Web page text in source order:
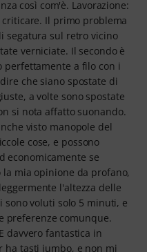
così com'è. Lavorazione:
Il primo problema
segatura sul retro vicino
verniciate. Il secondo è
perfettamente a filo con i
che siano spostate di
a volte sono spostate
si nota affatto suonando.
visto manopole del
cose, e possono
economicamente se
la mia opinione da profano,
l'altezza delle
sono voluti solo 5 minuti, e
preferenze comunque.
davvero fantastica in
ha tasti jumbo, e non mi